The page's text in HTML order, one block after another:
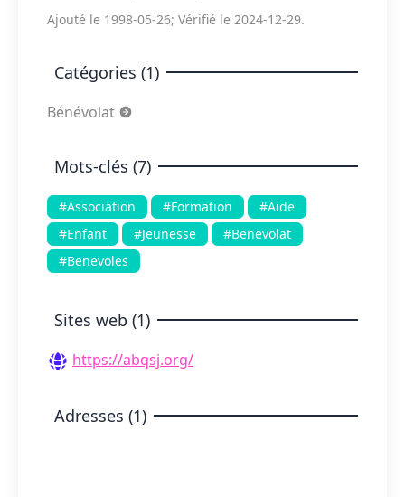
Ajouté le 1998-05-26; Vérifié le 2024-12-29.
Catégories (1)
Bénévolat
Mots-clés (7)
#Association #Formation
#Aide
#Enfant
#Jeunesse
#Benevolat
#Benevoles
Sites web (1)
https://abqsj.org/
Adresses (1)